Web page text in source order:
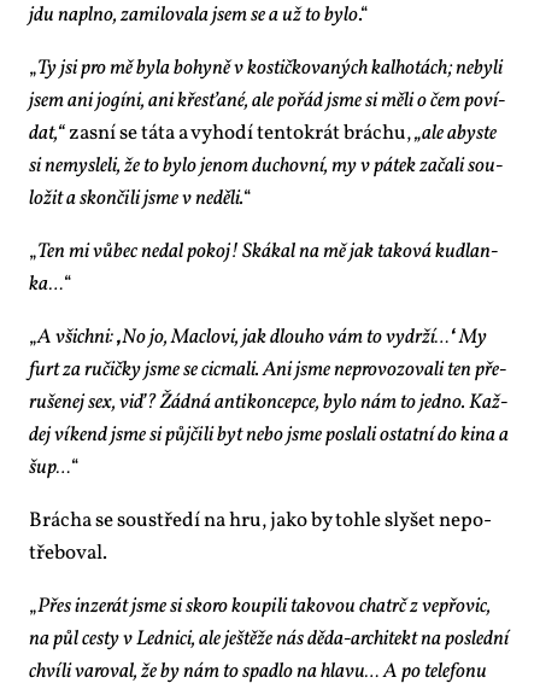
jdu na­pl­no, za­mi­lo­va­la jsem se a už to by­lo.“
„Ty jsi pro mě by­la bo­hy­ně v kos­tič­ko­va­ných kalho­tách; ne­by­li
jsem ani jo­gí­ni, ani křes­ťa­né, ale po­řád jsme si mě­li o čem po­ví­
dat,“za­sní se tá­ta a vy­ho­dí ten­to­krát brá­chu,„ale abys­te
si ne­mys­le­li, že to by­lo je­nom du­chov­ní, my v pá­tek za­ča­li sou­
lo­žit a skon­či­li jsme v ne­dě­li.“
„Ten mi vů­bec ne­dal po­koj! Ská­kal na mě jak ta­ko­vá kud­lan­
ka…“
„A všich­ni:‚No jo, Maclo­vi, jak dlou­ho vám to vy­dr­ží…‘My
furt za ru­čič­ky jsme se cic­ma­li. Ani jsme ne­pro­vo­zo­va­li ten pře­
ru­še­nej sex, viď? Žád­ná an­ti­kon­cep­ce, by­lo nám to jed­no. Kaž­
dej ví­kend jsme si půj­či­li byt ne­bo jsme po­sla­li ostat­ní do ki­na a
šup…“
Brá­cha se sou­stře­dí na hru, ja­ko by to­hle sly­šet ne­po­
tře­bo­val.
„Přes in­ze­rát jsme si sko­ro kou­pi­li ta­ko­vou cha­trč z vep­řo­vic,
na půl ces­ty v Led­ni­ci, ale ješ­tě­že nás dě­da-ar­chi­tekt na po­sled­ní
chví­li va­ro­val, že by nám to spadlo na hla­vu… A po te­le­fo­nu